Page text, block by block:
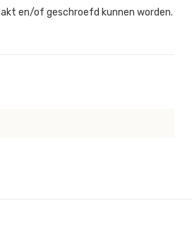
en/of geschroefd kunnen worden.